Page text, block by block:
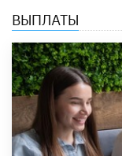
ВЫПЛАТЫ